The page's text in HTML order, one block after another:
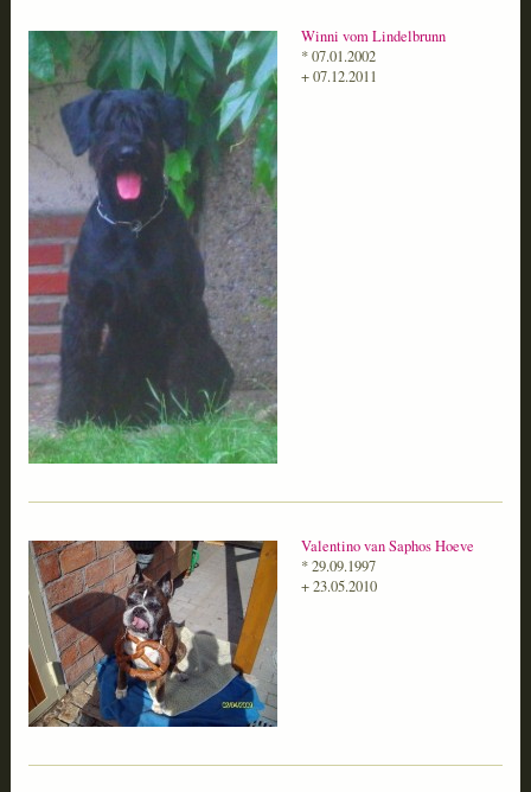
Winni vom Lindelbrunn
* 07.01.2002
+ 07.12.2011
Valentino van Saphos Hoeve
* 29.09.1997
+ 23.05.2010